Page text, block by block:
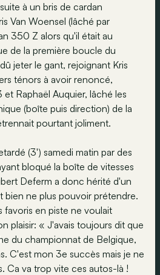
à un bris de cardan
Van Woensel (lâché par
350 Z alors qu'il était au
de la première boucle du
jeter le gant, rejoignant Kris
ténors à avoir renoncé,
Raphaël Auquier, lâché les
(boîte puis direction) de la
pourtant joliment.
(3') samedi matin par des
bloqué la boîte de vitesses
Deferm a donc hérité d'un
bien ne plus pouvoir prétendre.
favoris en piste ne voulait
plaisir: « J'avais toujours dit que
du championnat de Belgique,
C'est mon 3e succès mais je ne
Ca va trop vite ces autos-là !